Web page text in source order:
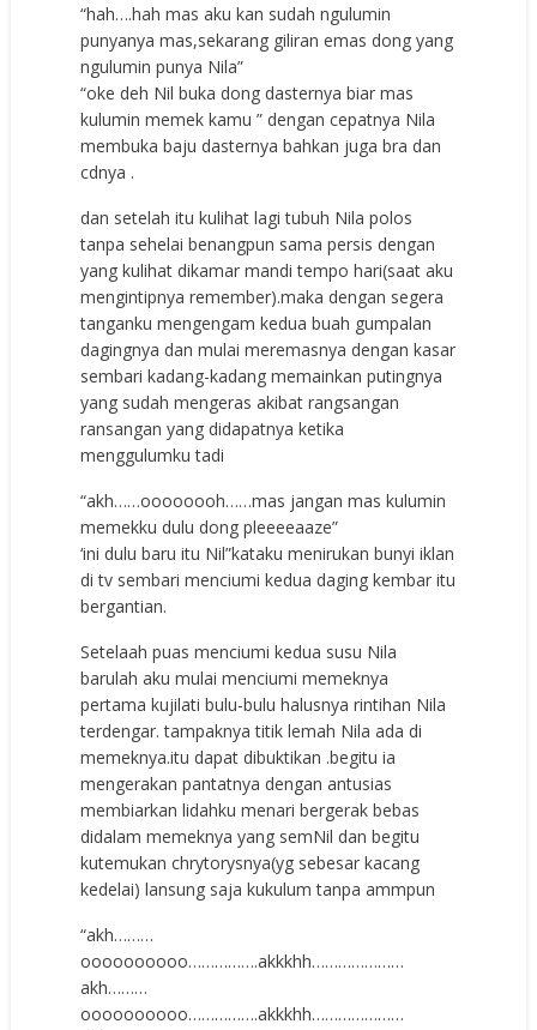
“hah….hah mas aku kan sudah ngulumin
punyanya mas,sekarang giliran emas dong yang
ngulumin punya Nila”
“oke deh Nil buka dong dasternya biar mas
kulumin memek kamu ” dengan cepatnya Nila
membuka baju dasternya bahkan juga bra dan
cdnya .
dan setelah itu kulihat lagi tubuh Nila polos
tanpa sehelai benangpun sama persis dengan
yang kulihat dikamar mandi tempo hari(saat aku
mengintipnya remember).maka dengan segera
tanganku mengengam kedua buah gumpalan
dagingnya dan mulai meremasnya dengan kasar
sembari kadang-kadang memainkan putingnya
yang sudah mengeras akibat rangsangan
ransangan yang didapatnya ketika
menggulumku tadi
“akh……oooooooh……mas jangan mas kulumin
memekku dulu dong pleeeeaaze”
‘ini dulu baru itu Nil”kataku menirukan bunyi iklan
di tv sembari menciumi kedua daging kembar itu
bergantian.
Setelaah puas menciumi kedua susu Nila
barulah aku mulai menciumi memeknya
pertama kujilati bulu-bulu halusnya rintihan Nila
terdengar. tampaknya titik lemah Nila ada di
memeknya.itu dapat dibuktikan .begitu ia
mengerakan pantatnya dengan antusias
membiarkan lidahku menari bergerak bebas
didalam memeknya yang semNil dan begitu
kutemukan chrytorysnya(yg sebesar kacang
kedelai) lansung saja kukulum tanpa ammpun
“akh………
oooooooooo…………….akkkhh…………………
akh………
oooooooooo…………….akkkhh…………………